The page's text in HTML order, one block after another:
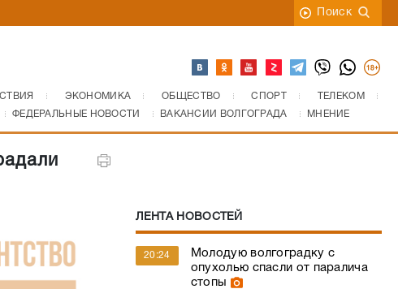
Поиск
ЭКОНОМИКА ОБЩЕСТВО СПОРТ
ТЕЛЕКОМ
ФЕДЕРАЛЬНЫЕ НОВОСТИ ВАКАНСИИ ВОЛГОГРАДА МНЕНИЕ
ЛЕНТА НОВОСТЕЙ
20:24
Молодую волгоградку с
опухолью спасли от паралича
стопы